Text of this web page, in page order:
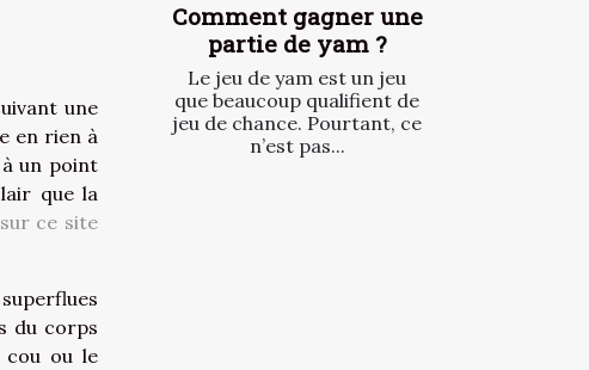
une
en rien à
à un point
que la
sur ce site
du corps
cou ou le
Comment gagner une
partie de yam ?
Le jeu de yam est un jeu
que beaucoup qualifient de
jeu de chance. Pourtant, ce
n’est pas...